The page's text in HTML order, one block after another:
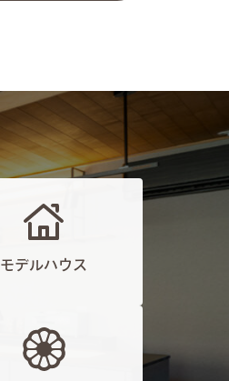
モデルハウス